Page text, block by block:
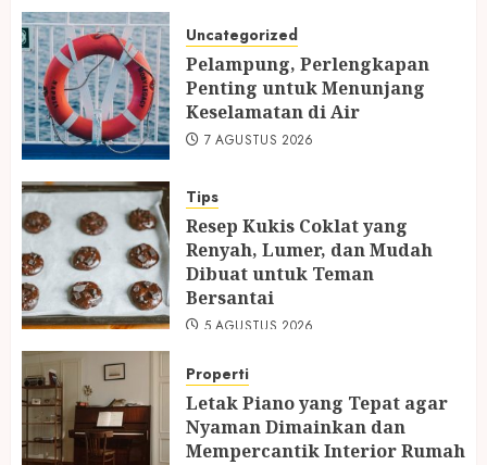
Uncategorized
Pelampung, Perlengkapan
Penting untuk Menunjang
Keselamatan di Air
7 AGUSTUS 2026
Tips
Resep Kukis Coklat yang
Renyah, Lumer, dan Mudah
Dibuat untuk Teman
Bersantai
5 AGUSTUS 2026
Properti
Letak Piano yang Tepat agar
Nyaman Dimainkan dan
Mempercantik Interior Rumah